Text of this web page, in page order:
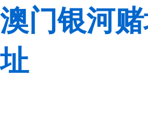
澳门银河
址